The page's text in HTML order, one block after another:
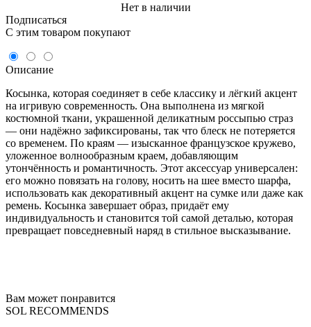
Нет в наличии
Подписаться
C этим товаром покупают
Описание
Косынка, которая соединяет в себе классику и лёгкий акцент
на игривую современность. Она выполнена из мягкой
костюмной ткани, украшенной деликатным россыпью страз
— они надёжно зафиксированы, так что блеск не потеряется
со временем. По краям — изысканное французское кружево,
уложенное волнообразным краем, добавляющим
утончённость и романтичность. Этот аксессуар универсален:
его можно повязать на голову, носить на шее вместо шарфа,
использовать как декоративный акцент на сумке или даже как
ремень. Косынка завершает образ, придаёт ему
индивидуальность и становится той самой деталью, которая
превращает повседневный наряд в стильное высказывание.
Вам может понравится
SOL RECOMMENDS